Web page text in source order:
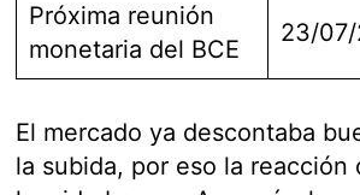
Próxima reunión
monetaria del BCE
23/
El mercado ya descontaba
la subida, por eso la reacción